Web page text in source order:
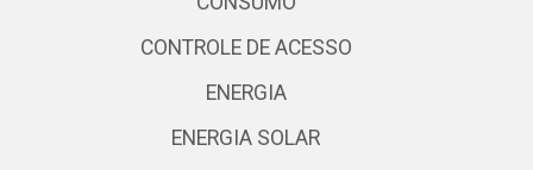
CONTROLE DE ACESSO
ENERGIA
ENERGIA SOLAR